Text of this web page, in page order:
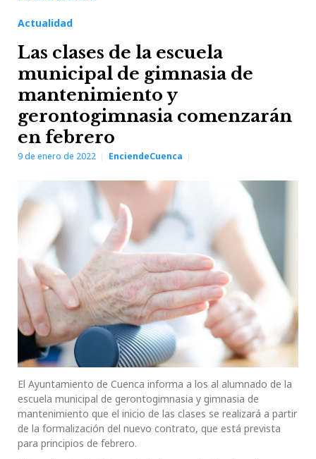
Actualidad
Las clases de la escuela
municipal de gimnasia de
mantenimiento y
gerontogimnasia comenzarán
en febrero
9 de enero de 2022 EnciendeCuenca
El Ayuntamiento de Cuenca informa a los al alumnado de la
escuela municipal de gerontogimnasia y gimnasia de
mantenimiento que el inicio de las clases se realizará a partir
de la formalización del nuevo contrato, que está prevista
para principios de febrero.